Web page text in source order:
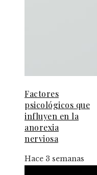
Factores
psicológicos que
influyen en la
anorexia
nerviosa
Hace 3 semanas